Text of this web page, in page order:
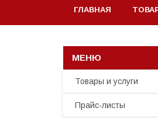
ГЛАВНАЯ
Товары и услуги
Прайс-листы